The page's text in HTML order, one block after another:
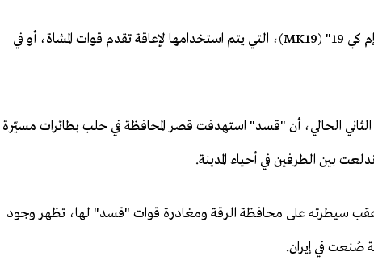
وظهرت بحوزة قسد قاذفات قنابل آلية من طراز "إم كي 19" (MK19)، التي يتم استخدامها لإعاقة تقدم قوات المشاة، أو في
الثاني الحالي، أن "قسد" استهدفت قصر المحافظة في حلب بطائرات مسيّرة
بين الطرفين في أحياء المدينة.
سيطرته على محافظة الرقة ومغادرة قوات "قسد" لها، تظهر وجود
صُنعت في إيران.